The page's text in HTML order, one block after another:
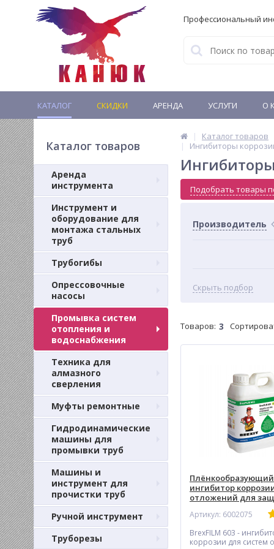
Профессиональный
КАТАЛОГ СКИДКИ АРЕНДА УСЛУГИ О
Каталог товаров
Аренда
инструмента
Инструмент и
оборудование для
монтажа стальных
труб
Трубогибы
Опрессовочные
насосы
Промывка систем
отопления и
водоснабжения
Техника для
алмазного
сверления
Муфты ремонтные
Гидродинамические
машины для
промывки труб
Машины и
инструмент для
прочистки труб
Ручной инструмент
Труборезы
Каталог товаров
Ингибиторы
Подобрать товары
Производитель
Скрыть подбор
Товаров: 3
Плёнкообразующий
ингибитор
отложений для
систем отопления
тёплого пола
Артикул: 6002075
BrexFILM 603 -
коррозии для систем